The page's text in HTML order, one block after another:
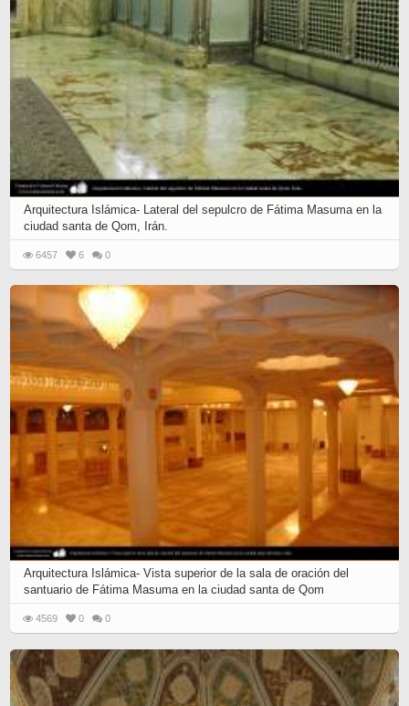
Arquitectura Islámica- Lateral del sepulcro de Fátima Masuma en la
ciudad santa de Qom, Irán.
6457 6 0
Arquitectura Islámica- Vista superior de la sala de oración del
santuario de Fátima Masuma en la ciudad santa de Qom
4569 0 0